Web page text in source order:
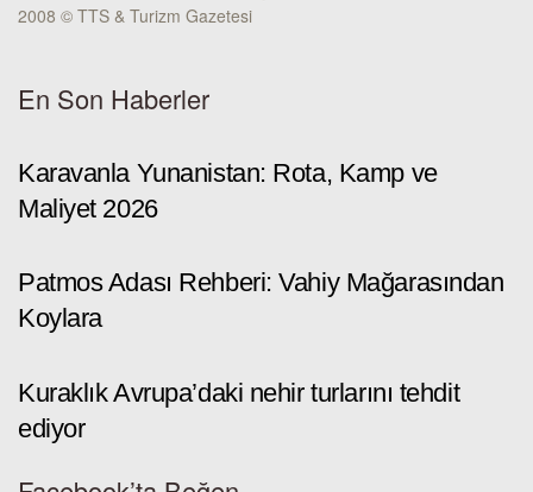
2008 © TTS & Turizm Gazetesi
En Son Haberler
Karavanla Yunanistan: Rota, Kamp ve
Maliyet 2026
Patmos Adası Rehberi: Vahiy Mağarasından
Koylara
Kuraklık Avrupa’daki nehir turlarını tehdit
ediyor